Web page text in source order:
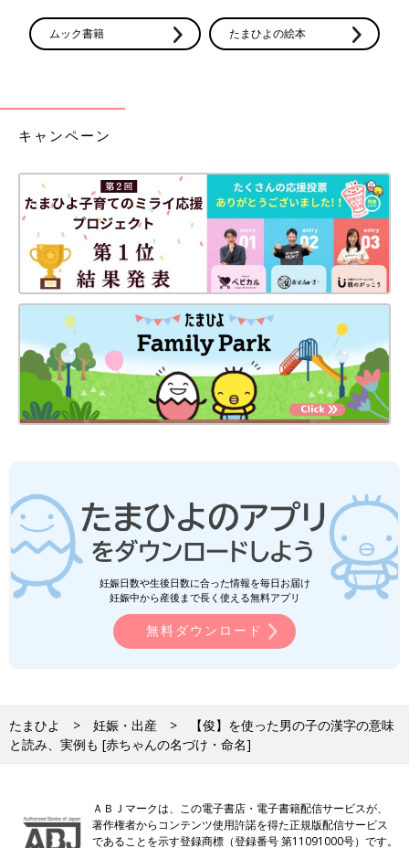
ムック書籍 たまひよの絵本
キャンペーン
妊娠日数や生後日数に合った情報を毎日お届け
妊娠中から産後まで長く使える無料アプリ
無料ダウンロード
たまひよ 妊娠・出産
【俊】を使った男の子の漢字の意味
と読み、実例も [赤ちゃんの名づけ・命名]
ＡＢＪマークは、この電子書店・電子書籍配信サービスが、
著作権者からコンテンツ使用許諾を得た正規版配信サービス
であることを示す登録商標（登録番号 第11091000号）です。